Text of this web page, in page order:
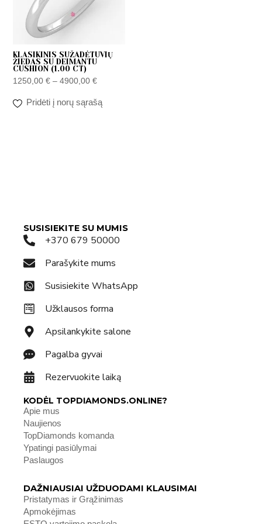
KLASIKINIS SUŽADĖTUVIŲ
ŽIEDAS SU DEIMANTU
CUSHION (1.00 CT)
1250,00€ – 4900,00€
Pridėti į norų sąrašą
SUSISIEKITE SU MUMIS
+370 679 50000
Parašykite mums
Susisiekite WhatsApp
Užklausos forma
Apsilankykite salone
Pagalba gyvai
Rezervuokite laiką
KODĖL TOPDIAMONDS.ONLINE?
Apie mus
Naujienos
TopDiamonds komanda
Ypatingi pasiūlymai
Paslaugos
DAŽNIAUSIAI UŽDUODAMI KLAUSIMAI
Pristatymas ir Grąžinimas
Apmokėjimas